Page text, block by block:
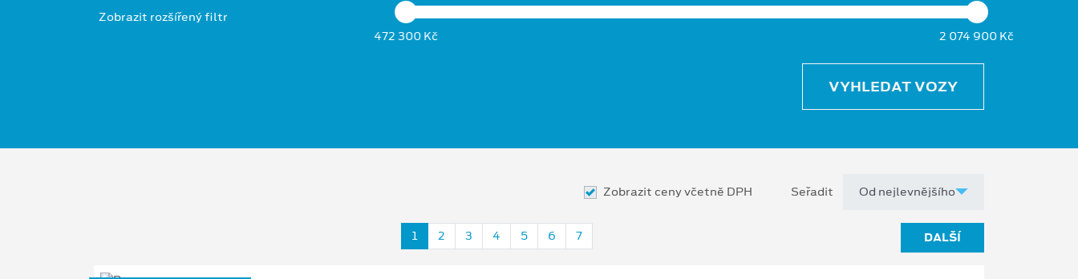
Zobrazit rozšířený filtr
472 300 Kč 2 074 900 Kč
VYHLEDAT VOZY
Zobrazit ceny včetně DPH Seřadit
1 2 3 4 5 6 7 DALŠÍ